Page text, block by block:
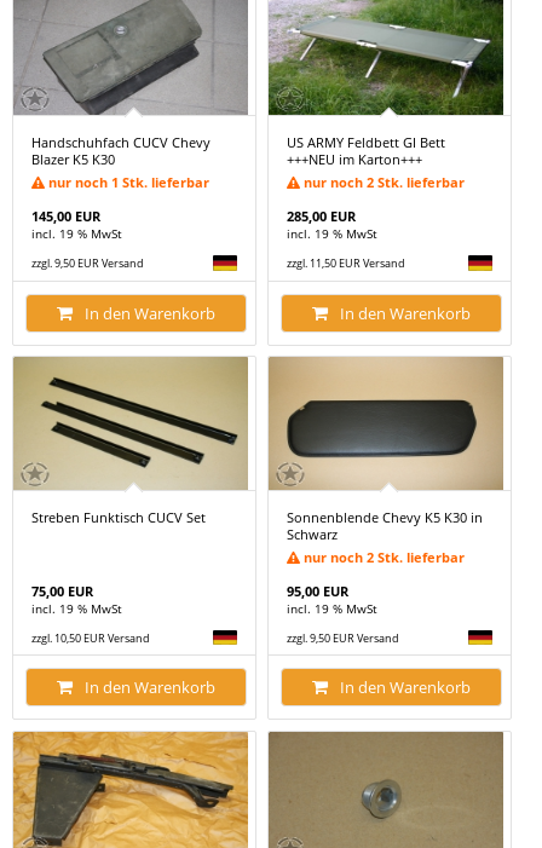
Handschuhfach CUCV Chevy
Blazer K5 K30
nur noch 1 Stk. lieferbar
145,00 EUR
incl. 19 % MwSt
zzgl. 9,50 EUR Versand
In den Warenkorb
US ARMY Feldbett GI Bett
+++NEU im Karton+++
nur noch 2 Stk. lieferbar
285,00 EUR
incl. 19 % MwSt
zzgl. 11,50 EUR Versand
In den Warenkorb
Streben Funktisch CUCV Set
75,00 EUR
incl. 19 % MwSt
zzgl. 10,50 EUR Versand
In den Warenkorb
Sonnenblende Chevy K5 K30 in
Schwarz
nur noch 2 Stk. lieferbar
95,00 EUR
incl. 19 % MwSt
zzgl. 9,50 EUR Versand
In den Warenkorb